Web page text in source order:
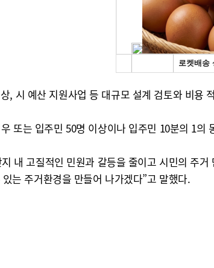
, 시 예산 지원사업 등 대규모 설계 검토와 비용
또는 입주민 50명 이상이나 입주민 10분의 1의
내 고질적인 민원과 갈등을 줄이고 시민의 주
는 주거환경을 만들어 나가겠다”고 말했다.